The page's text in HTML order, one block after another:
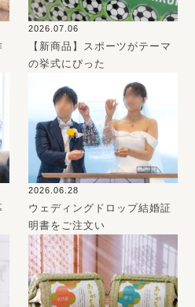
2026.07.06
【新商品】スポーツがテーマ
の挙式にぴった
2026.06.28
ウェディングドロップ結婚証
明書をご注文い